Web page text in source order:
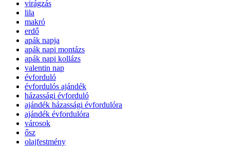
virágzás
lila
makró
erdő
apák napja
apák napi montázs
apák napi kollázs
valentin nap
évforduló
évfordulós ajándék
házassági évforduló
ajándék házassági évfordulóra
ajándék évfordulóra
városok
ősz
olajfestmény